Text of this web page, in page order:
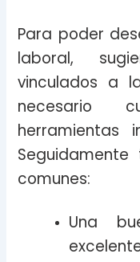
Para poder
laboral,
vinculados a
necesario
herramientas
comunes:
Una